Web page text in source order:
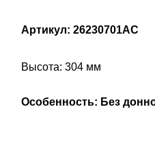
Артикул: 26230701AC
Высота: 304 мм
Особенность: Без